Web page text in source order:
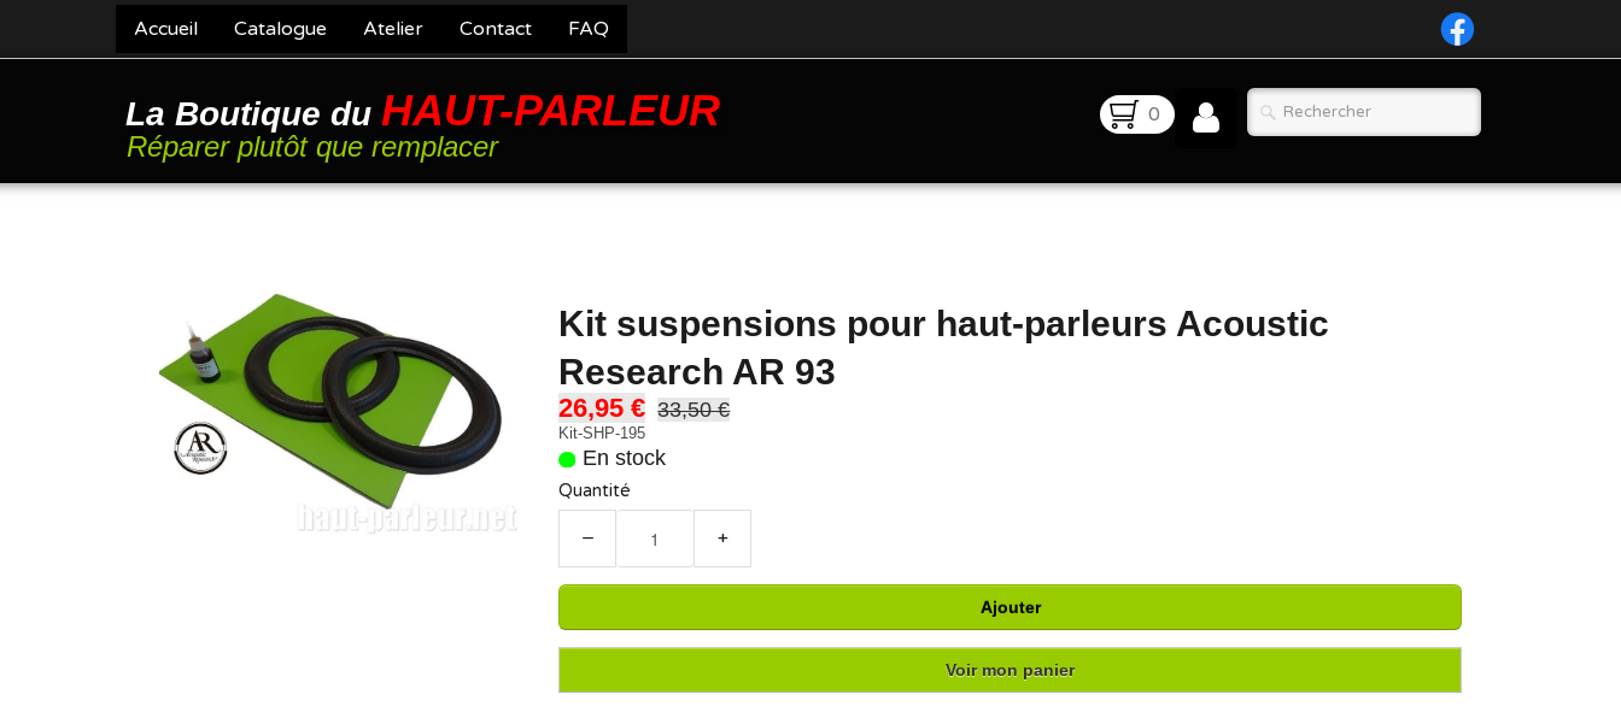
Accueil Catalogue Atelier Contact FAQ
La Boutique du HAUT-PARLEUR
Réparer plutôt que remplacer
0
Kit suspensions pour haut-parleurs Acoustic
Research AR 93
26,95 € 33,50 €
Kit-SHP-195
En stock
Quantité
− +
Ajouter
Voir mon panier